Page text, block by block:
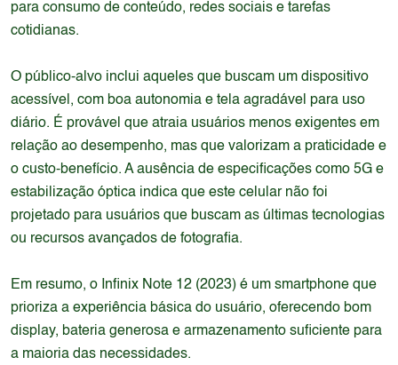
para consumo de conteúdo, redes sociais e tarefas
cotidianas.
O público-alvo inclui aqueles que buscam um dispositivo
acessível, com boa autonomia e tela agradável para uso
diário. É provável que atraia usuários menos exigentes em
relação ao desempenho, mas que valorizam a praticidade e
o custo-benefício. A ausência de especificações como 5G e
estabilização óptica indica que este celular não foi
projetado para usuários que buscam as últimas tecnologias
ou recursos avançados de fotografia.
Em resumo, o Infinix Note 12 (2023) é um smartphone que
prioriza a experiência básica do usuário, oferecendo bom
display, bateria generosa e armazenamento suficiente para
a maioria das necessidades.